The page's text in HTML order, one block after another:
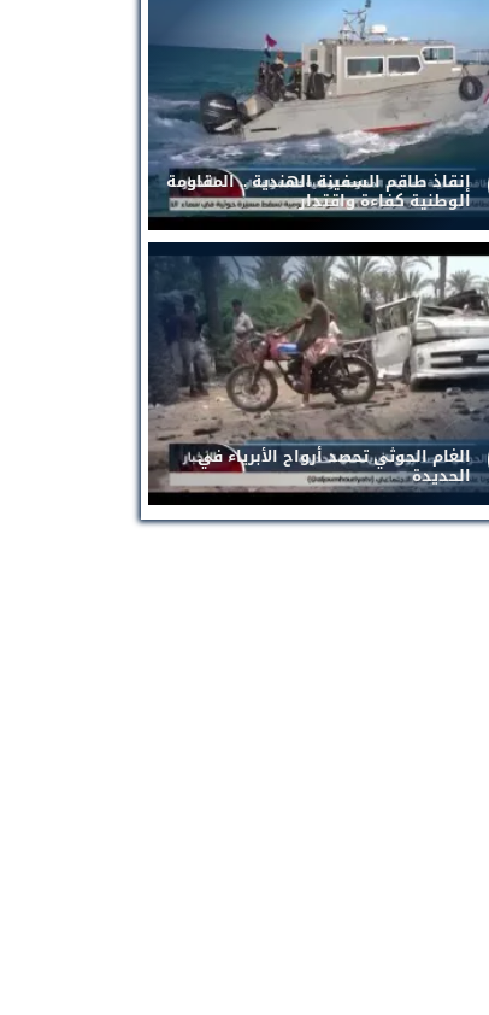
إنقاذ طاقم السفينة الهندية .. المقاومة
الوطنية كفاءة واقتدار
الغام الحوثي تحصد أرواح الأبرياء في
الحديدة